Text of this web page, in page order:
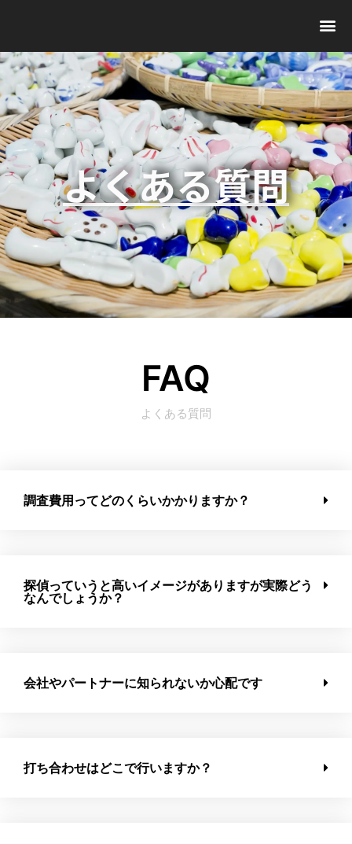
よくある質問
FAQ
よくある質問
調査費用ってどのくらいかかりますか？
探偵っていうと高いイメージがありますが実際どう
なんでしょうか？
会社やパートナーに知られないか心配です
打ち合わせはどこで行いますか？